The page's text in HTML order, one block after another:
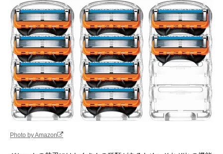
Photo by Amazon